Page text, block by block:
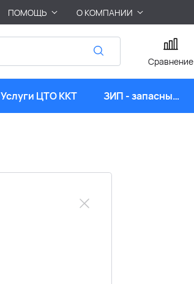
ПОМОЩЬ О КОМПАНИИ
Сравнение
Услуги ЦТО ККТ
ЗИП - запасные
части